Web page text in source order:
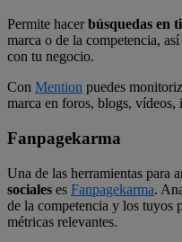
Permite hacerbúsquedas en
marca o de la competencia,
con tu negocio.
Con Mention puedes
marca en foros, blogs, vídeos,
Fanpagekarma
Una de las herramientas para
sociales es Fanpagekarma.
de la competencia y los tuyos
métricas relevantes.